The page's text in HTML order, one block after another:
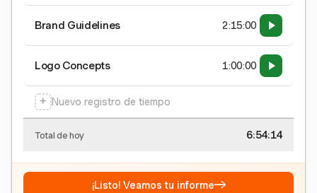
Brand Guidelines 2:15:00
Logo Concepts 1:00:00
+ Nuevo registro de tiempo
Total de hoy 6:54:15
¡Listo! Veamos tu informe→